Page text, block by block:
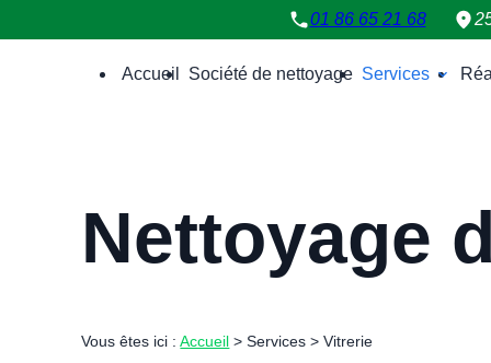
01 86 65 21 68
Accueil Société de nettoyage Services
Nettoyage
Vous êtes ici : Accueil >Services > Vitrerie